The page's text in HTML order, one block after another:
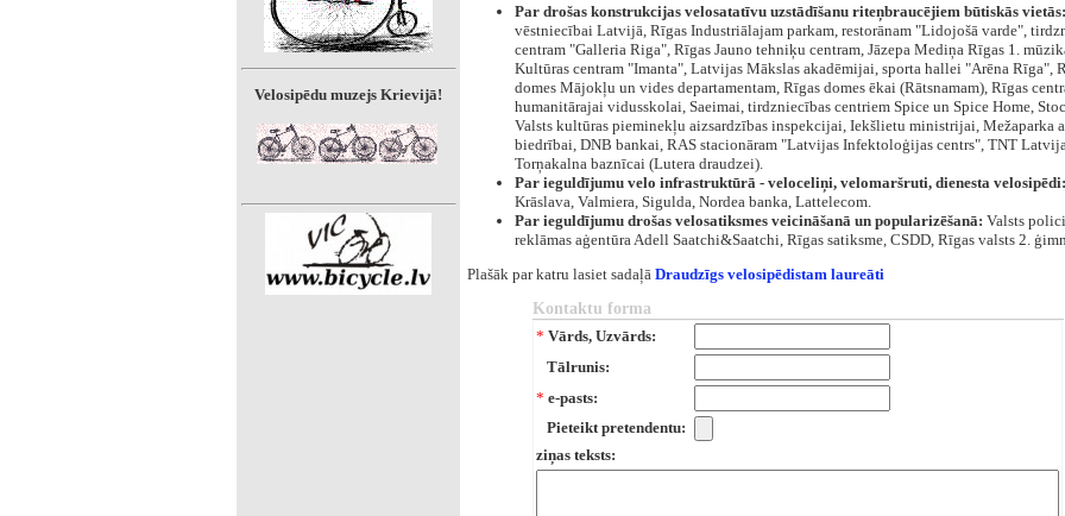
Velosipēdu muzejs Krievijā!
Par drošas konstrukcijas velosatatīvu uzstādīšanu riteņbraucējiem būtiskās vietās:
vēstniecībai Latvijā, Rīgas Industriālajam parkam, restorānam "Lidojošā varde",
centram "Galleria Riga", Rīgas Jauno tehniķu centram, Jāzepa Mediņa Rīgas 1.
Kultūras centram "Imanta", Latvijas Mākslas akadēmijai, sporta hallei "Arēna Rīga",
domes Mājokļu un vides departamentam, Rīgas domes ēkai (Rātsnamam), Rīgas
humanitārajai vidusskolai, Saeimai, tirdzniecības centriem Spice un Spice Home,
Valsts kultūras pieminekļu aizsardzības inspekcijai, Iekšlietu ministrijai, Mežaparka
biedrībai, DNB bankai, RAS stacionāram "Latvijas Infektoloģijas centrs", TNT
Torņakalna baznīcai (Lutera draudzei).
Par ieguldījumu velo infrastruktūrā - veloceliņi, velomaršruti, dienesta velosipēdi:
Krāslava, Valmiera, Sigulda, Nordea banka, Lattelecom.
Par ieguldījumu drošas velosatiksmes veicināšanā un popularizēšanā: Valsts
reklāmas aģentūra Adell Saatchi&Saatchi, Rīgas satiksme, CSDD, Rīgas valsts 2.
Plašāk par katru lasiet sadaļā Draudzīgs velosipēdistam laureāti
Kontaktu forma
* Vārds, Uzvārds:
Tālrunis:
* e-pasts:
Pieteikt pretendentu:
ziņas teksts: